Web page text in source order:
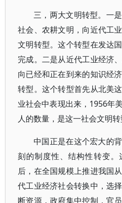
三，两大文明转型。一
社会、农耕文明，向近代工
文明转型。这个转型在发达
完成。二是从近代工业经济
向已经和正在到来的知识经
转型。这个转型首先从北美
业社会中表现出来，1956年
人的数量，是这一社会文明转
中国正是在这个宏大的
刻的制度性、结构性转变
后，在全国规模上推进我国
代工业经济社会转换中，选
断资源，政府集中控制，官